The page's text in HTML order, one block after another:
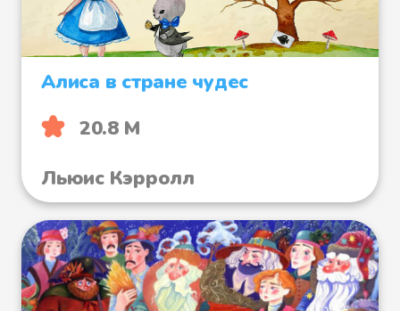
Алиса в стране чудес
20.8 М
Льюис Кэрролл